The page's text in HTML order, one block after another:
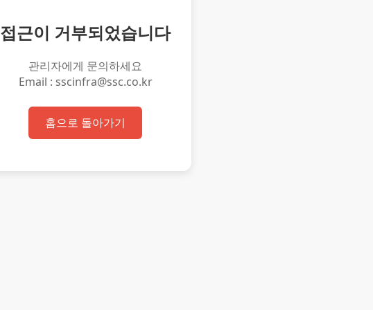
접근이 거부되었습니다
관리자에게 문의하세요
Email : sscinfra@ssc.co.kr
홈으로 돌아가기